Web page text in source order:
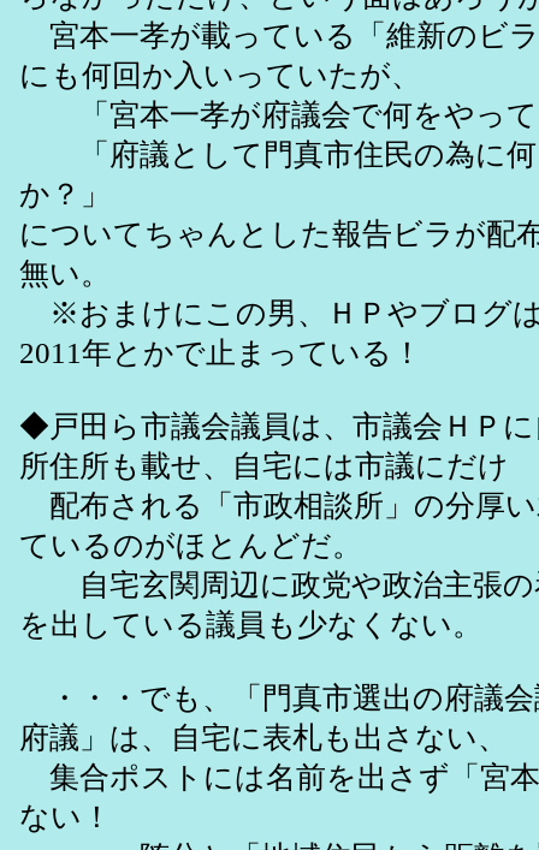
宮本一孝が載っている「維新のビ
にも何回か入いっていたが、
「宮本一孝が府議会で何をやって
「府議として門真市住民の為に何
か？」
についてちゃんとした報告ビラが配
無い。
※おまけにこの男、ＨＰやブログ
2011年とかで止まっている！
◆戸田ら市議会議員は、市議会ＨＰ
所住所も載せ、自宅には市議にだけ
配布される「市政相談所」の分厚
ているのがほとんどだ。
自宅玄関周辺に政党や政治主張の
を出している議員も少なくない。
・・・でも、「門真市選出の府議
府議」は、自宅に表札も出さない、
集合ポストには名前を出さず「宮
ない！